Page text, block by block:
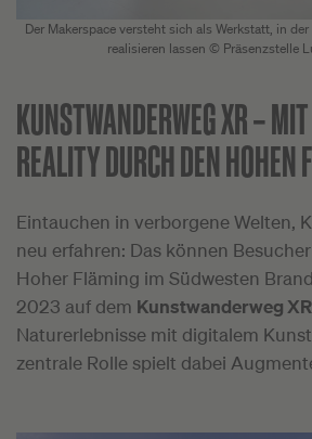
Der Makerspace versteht sich als Werkstatt, in
realisieren lassen © Präsenzstelle
KUNSTWANDERWEG XR –
REALITY DURCH DEN HOHEN
Eintauchen in verborgene Welten,
neu erfahren: Das können
Hoher Fläming im Südwesten
2023 auf dem Kunstwanderweg XR
Naturerlebnisse mit digitalem
zentrale Rolle spielt dabei